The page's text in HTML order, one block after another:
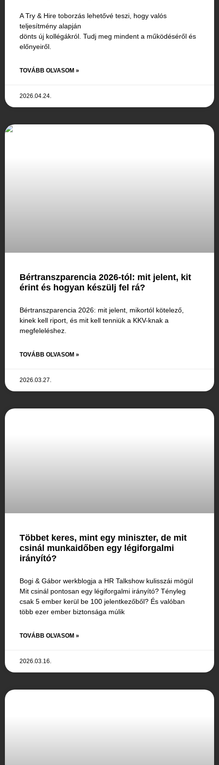
A Try & Hire toborzás lehetővé teszi, hogy valós
teljesítmény alapján
dönts új kollégákról. Tudj meg mindent a működéséről és
előnyeiről.
TOVÁBB OLVASOM »
2026.04.24.
Bértranszparencia 2026-tól: mit jelent, kit
érint és hogyan készülj fel rá?
Bértranszparencia 2026: mit jelent, mikortól kötelező,
kinek kell riport, és mit kell tenniük a KKV-knak a
megfeleléshez.
TOVÁBB OLVASOM »
2026.03.27.
Többet keres, mint egy miniszter, de mit
csinál munkaidőben egy légiforgalmi
irányító?
Bogi & Gábor werkblogja a HR Talkshow kulisszái mögül
Mit csinál pontosan egy légiforgalmi irányító? Tényleg
csak 5 ember kerül be 100 jelentkezőből? És valóban
több ezer ember biztonsága múlik
TOVÁBB OLVASOM »
2026.03.16.